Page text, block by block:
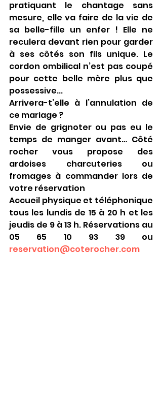
pratiquant le chantage sans
mesure, elle va faire de la vie de
sa belle-fille un enfer ! Elle ne
reculera devant rien pour garder
à ses côtés son fils unique. Le
cordon ombilical n’est pas coupé
pour cette belle mère plus que
possessive...
Arrivera-t’elle à l’annulation de
ce mariage ?
Envie de grignoter ou pas eu le
temps de manger avant… Côté
rocher vous propose des
ardoises charcuteries ou
fromages à commander lors de
votre réservation
Accueil physique et téléphonique
tous les lundis de 15 à 20 h et les
jeudis de 9 à 13 h. Réservations au
reservation@coterocher.com